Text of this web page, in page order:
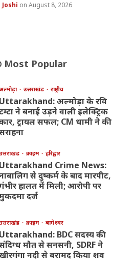
August 8, 2026
Most Popular
उत्तराखंड राष्ट्रीय
Uttarakhand: अल्मोड़ा के रवि
ने बनाई उड़ने वाली इलेक्ट्रिक
ट्रायल सफल; CM धामी ने की
क्राइम हरिद्वार
Uttarakhand Crime News:
से दुष्कर्म के बाद मारपीट,
हालत में मिली; आरोपी पर
दर्ज
क्राइम बागेश्वर
BDC सदस्य की
मौत से सनसनी, SDRF ने
नदी से बरामद किया शव